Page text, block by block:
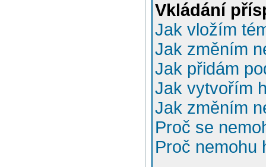
Vkládání
Jak vložím
Jak změním
Jak přidám
Jak vytvořím
Jak změním
Proč se
Proč nemohu